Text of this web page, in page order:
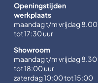
Openingstijden
werkplaats
maandag t/m vrijdag 8.00
tot 17:30 uur
Showroom
maandag t/m vrijdag 8.30
tot 18:00 uur
zaterdag 10:00 tot 15:00